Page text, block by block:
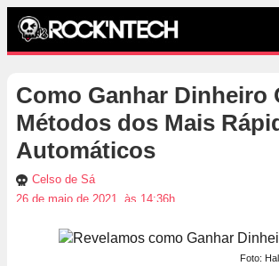
Como Ganhar Dinheiro
Métodos dos Mais
Automáticos
Celso de Sá
26 de maio de 2021, às 14:36h
Foto: